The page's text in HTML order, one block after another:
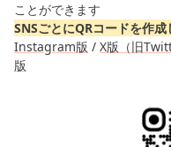
ことができます
SNSごとにQRコードを作成
Instagram版 / X版（旧
版